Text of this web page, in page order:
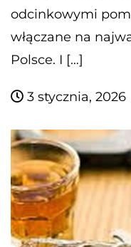
odcinkowymi
włączane na
Polsce. I […]
3 stycznia, 2026